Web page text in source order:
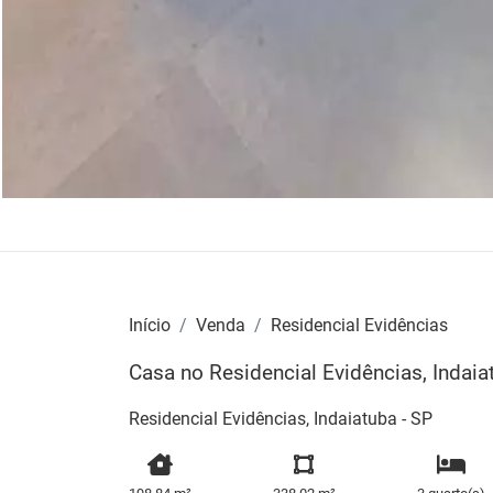
Início Venda Residencial Evidências
Casa no Residencial Evidências,
Residencial Evidências, Indaiatuba - SP